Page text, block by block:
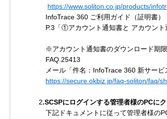
https://www.soliton.co.jp/products/
InfoTrace 360 ご利用ガイド（証明書）
P.3「①アカウント通知書と アカウント
※アカウント通知書のダウンロード期限
FAQ.25413
メール「件名：InfoTrace 360 新サービ
https://secure.okbiz.jp/faq-soliton/faq/
2.SCSPにログインする管理者様のPCに
下記ドキュメントに従って管理者様のPC